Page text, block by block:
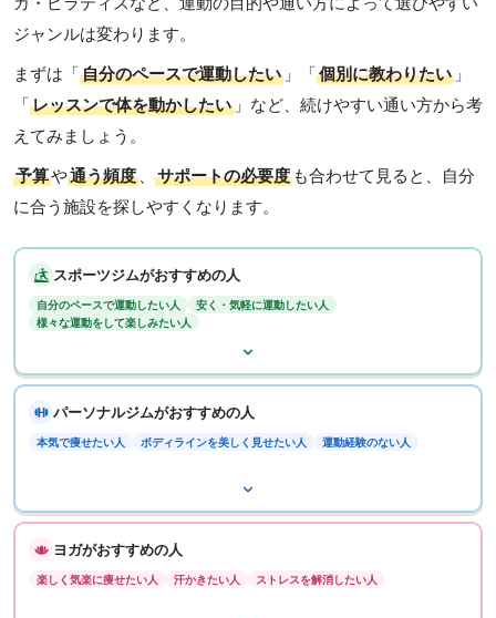
ジャンルは変わります。
まずは「自分のペースで運動したい 」「個別に教わりたい 」
「レッスンで体を動かしたい 」など、続けやすい通い方から考
えてみましょう。
予算や通う頻度 、 サポートの必要度 も合わせて見ると、自分
に合う施設を探しやすくなります。
スポーツジムがおすすめの人
自分のペースで運動したい人
安く・気軽に運動したい人
様々な運動をして楽しみたい人
パーソナルジムがおすすめの人
本気で痩せたい人 ボディラインを美しく見せたい人 運動経験のない人
ヨガがおすすめの人
楽しく気楽に痩せたい人 汗かきたい人 ストレスを解消したい人